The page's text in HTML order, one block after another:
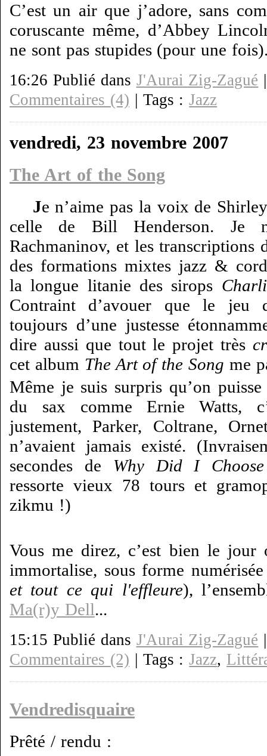
C’est un air que j’adore, sans
coruscante même, d’Abbey
ne sont pas stupides (pour une
16:26 Publié dans J'Aurai Zig-Zagué
Commentaires (4) | Tags :Jazz
vendredi, 23 novembre 2007
The Art of the Song
Je n’aime pas la voix de
celle de Bill Henderson. Je
Rachmaninov, et les transcriptions
des formations mixtes jazz &
la longue litanie des sirops
Contraint d’avouer que le jeu
toujours d’une justesse
dire aussi que tout le projet très
cet album The Art of the Song me
Même je suis surpris qu’on
du sax comme Ernie Watts,
justement, Parker, Coltrane,
n’avaient jamais existé.
secondes de Why Did I
ressorte vieux 78 tours et
zikmu !)
Vous me direz, c’est bien le
immortalise, sous forme
et tout ce qui l'effleure),
Ma(r)y Dell...
15:15 Publié dans J'Aurai Zig-Zagué
Commentaires (2) | Tags :Jazz,
Vendredisquaire
Prêté / rendu :